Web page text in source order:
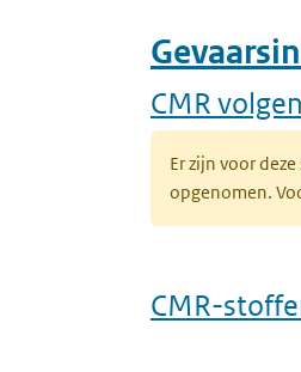
CMR
Er zijn voor
opgenomen.
CMR-